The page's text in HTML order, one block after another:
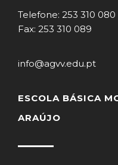
Telefone: 253 310 080
Fax: 253 310 089
info@agvv.edu.pt
ESCOLA BÁSICA
ARAÚJO